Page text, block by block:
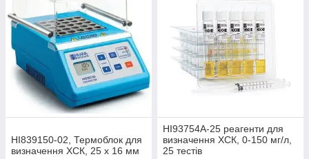
HI839150-02, Термоблок для
визначення ХСК, 25 х 16 мм
HI93754A-25 реагенти для
визначення ХСК, 0-150 мг/л,
25 тестів